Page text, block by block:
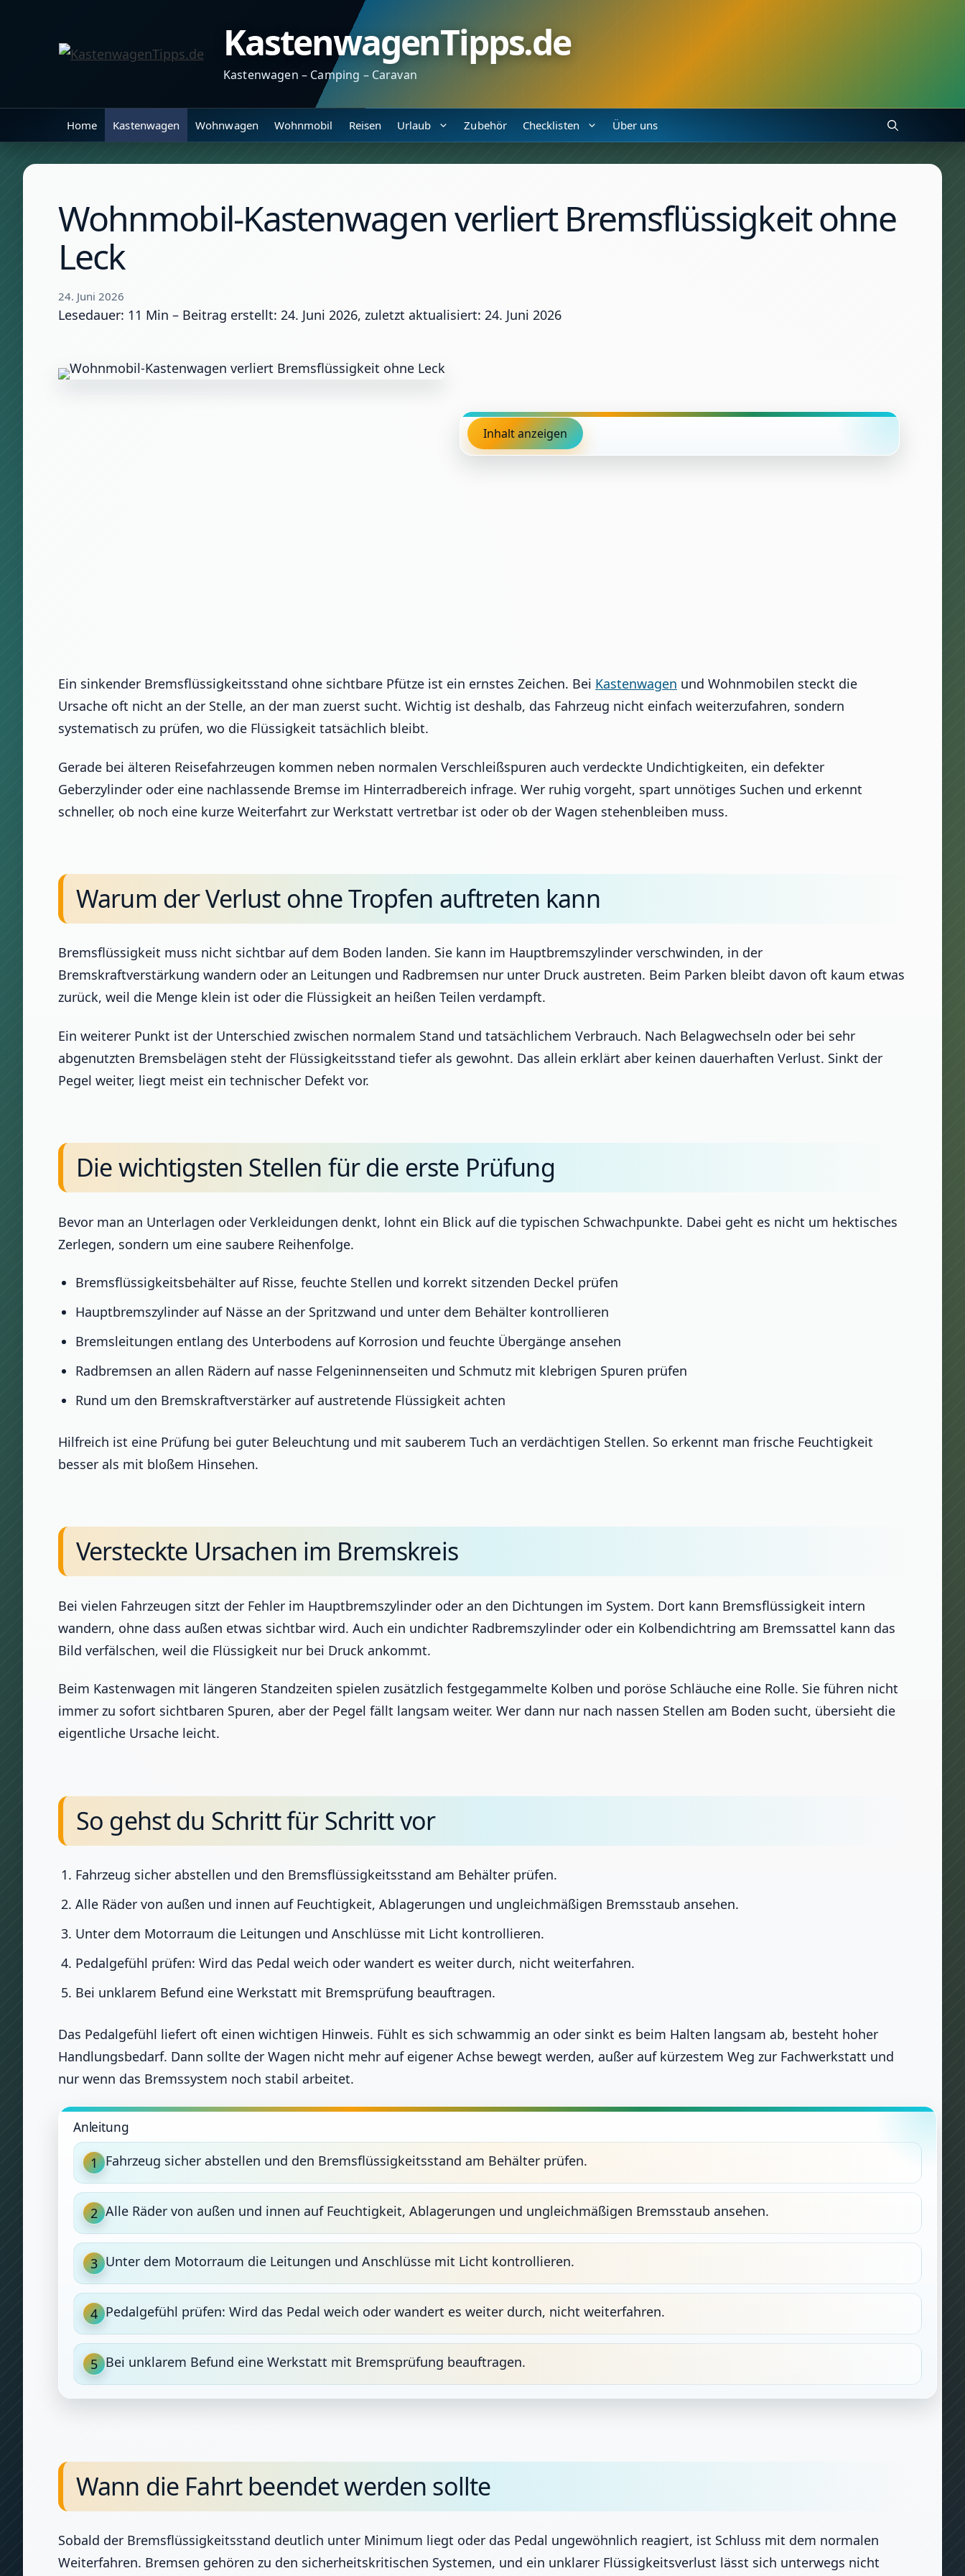
KastenwagenTipps.de
Kastenwagen – Camping – Caravan
Home Kastenwagen Wohnwagen Wohnmobil Reisen Urlaub Zubehör Checklisten Über uns
Wohnmobil-Kastenwagen verliert Bremsflüssigkeit ohne
Leck
24. Juni 2026
Lesedauer: 11 Min – Beitrag erstellt: 24. Juni 2026, zuletzt aktualisiert: 24. Juni 2026
Inhalt anzeigen
Ein sinkender Bremsflüssigkeitsstand ohne sichtbare Pfütze ist ein ernstes Zeichen. Bei Kastenwagen und Wohnmobilen steckt die
Ursache oft nicht an der Stelle, an der man zuerst sucht. Wichtig ist deshalb, das Fahrzeug nicht einfach weiterzufahren, sondern
systematisch zu prüfen, wo die Flüssigkeit tatsächlich bleibt.
Gerade bei älteren Reisefahrzeugen kommen neben normalen Verschleißspuren auch verdeckte Undichtigkeiten, ein defekter
Geberzylinder oder eine nachlassende Bremse im Hinterradbereich infrage. Wer ruhig vorgeht, spart unnötiges Suchen und erkennt
schneller, ob noch eine kurze Weiterfahrt zur Werkstatt vertretbar ist oder ob der Wagen stehenbleiben muss.
Warum der Verlust ohne Tropfen auftreten kann
Bremsflüssigkeit muss nicht sichtbar auf dem Boden landen. Sie kann im Hauptbremszylinder verschwinden, in der
Bremskraftverstärkung wandern oder an Leitungen und Radbremsen nur unter Druck austreten. Beim Parken bleibt davon oft kaum etwas
zurück, weil die Menge klein ist oder die Flüssigkeit an heißen Teilen verdampft.
Ein weiterer Punkt ist der Unterschied zwischen normalem Stand und tatsächlichem Verbrauch. Nach Belagwechseln oder bei sehr
abgenutzten Bremsbelägen steht der Flüssigkeitsstand tiefer als gewohnt. Das allein erklärt aber keinen dauerhaften Verlust. Sinkt der
Pegel weiter, liegt meist ein technischer Defekt vor.
Die wichtigsten Stellen für die erste Prüfung
Bevor man an Unterlagen oder Verkleidungen denkt, lohnt ein Blick auf die typischen Schwachpunkte. Dabei geht es nicht um hektisches
Zerlegen, sondern um eine saubere Reihenfolge.
Bremsflüssigkeitsbehälter auf Risse, feuchte Stellen und korrekt sitzenden Deckel prüfen
Hauptbremszylinder auf Nässe an der Spritzwand und unter dem Behälter kontrollieren
Bremsleitungen entlang des Unterbodens auf Korrosion und feuchte Übergänge ansehen
Radbremsen an allen Rädern auf nasse Felgeninnenseiten und Schmutz mit klebrigen Spuren prüfen
Rund um den Bremskraftverstärker auf austretende Flüssigkeit achten
Hilfreich ist eine Prüfung bei guter Beleuchtung und mit sauberem Tuch an verdächtigen Stellen. So erkennt man frische Feuchtigkeit
besser als mit bloßem Hinsehen.
Versteckte Ursachen im Bremskreis
Bei vielen Fahrzeugen sitzt der Fehler im Hauptbremszylinder oder an den Dichtungen im System. Dort kann Bremsflüssigkeit intern
wandern, ohne dass außen etwas sichtbar wird. Auch ein undichter Radbremszylinder oder ein Kolbendichtring am Bremssattel kann das
Bild verfälschen, weil die Flüssigkeit nur bei Druck ankommt.
Beim Kastenwagen mit längeren Standzeiten spielen zusätzlich festgegammelte Kolben und poröse Schläuche eine Rolle. Sie führen nicht
immer zu sofort sichtbaren Spuren, aber der Pegel fällt langsam weiter. Wer dann nur nach nassen Stellen am Boden sucht, übersieht die
eigentliche Ursache leicht.
So gehst du Schritt für Schritt vor
Fahrzeug sicher abstellen und den Bremsflüssigkeitsstand am Behälter prüfen.
Alle Räder von außen und innen auf Feuchtigkeit, Ablagerungen und ungleichmäßigen Bremsstaub ansehen.
Unter dem Motorraum die Leitungen und Anschlüsse mit Licht kontrollieren.
Pedalgefühl prüfen: Wird das Pedal weich oder wandert es weiter durch, nicht weiterfahren.
Bei unklarem Befund eine Werkstatt mit Bremsprüfung beauftragen.
Das Pedalgefühl liefert oft einen wichtigen Hinweis. Fühlt es sich schwammig an oder sinkt es beim Halten langsam ab, besteht hoher
Handlungsbedarf. Dann sollte der Wagen nicht mehr auf eigener Achse bewegt werden, außer auf kürzestem Weg zur Fachwerkstatt und
nur wenn das Bremssystem noch stabil arbeitet.
Anleitung
1 Fahrzeug sicher abstellen und den Bremsflüssigkeitsstand am Behälter prüfen.
2 Alle Räder von außen und innen auf Feuchtigkeit, Ablagerungen und ungleichmäßigen Bremsstaub ansehen.
3 Unter dem Motorraum die Leitungen und Anschlüsse mit Licht kontrollieren.
4 Pedalgefühl prüfen: Wird das Pedal weich oder wandert es weiter durch, nicht weiterfahren.
5 Bei unklarem Befund eine Werkstatt mit Bremsprüfung beauftragen.
Wann die Fahrt beendet werden sollte
Sobald der Bremsflüssigkeitsstand deutlich unter Minimum liegt oder das Pedal ungewöhnlich reagiert, ist Schluss mit dem normalen
Weiterfahren. Bremsen gehören zu den sicherheitskritischen Systemen, und ein unklarer Flüssigkeitsverlust lässt sich unterwegs nicht